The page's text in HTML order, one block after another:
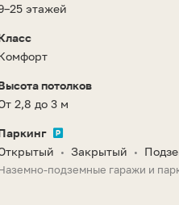
этажей
потолков
2,8 до 3 м
• Закрытый •
подземные гаражи и